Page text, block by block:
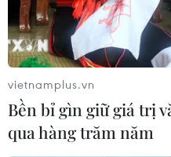
Thứ trưởng Phan Thị
động viên lực lượng tìm
liệt sĩ tại Công viên Lê
Quy định chức năng,
quyền hạn và cơ cấu tổ
vietnamplus.vn
Bền bỉ gìn giữ giá trị
qua hàng trăm năm